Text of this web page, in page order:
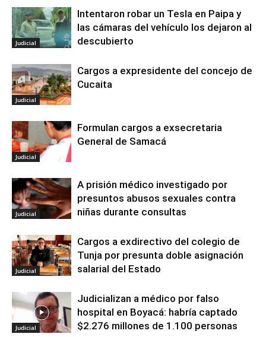
Judicial
Intentaron robar un Tesla en Paipa y
las cámaras del vehículo los dejaron al
descubierto
Judicial
Cargos a expresidente del concejo de
Cucaita
Judicial
Formulan cargos a exsecretaria
General de Samacá
Judicial
A prisión médico investigado por
presuntos abusos sexuales contra
niñas durante consultas
Judicial
Cargos a exdirectivo del colegio de
Tunja por presunta doble asignación
salarial del Estado
Judicial
Judicializan a médico por falso
hospital en Boyacá: habría captado
$2.276 millones de 1.100 personas